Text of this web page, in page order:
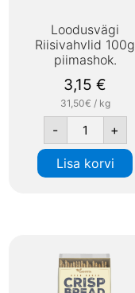
Loodusvägi
Riisivahvlid 100g
piimashok.
3,15 €
31,50€ / kg
- +
Lisa korvi